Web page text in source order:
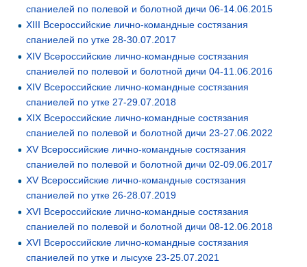
спаниелей по полевой и болотной дичи 06-14.06.2015
XIII Всероссийские лично-командные состязания
спаниелей по утке 28-30.07.2017
XIV Всероссийские лично-командные состязания
спаниелей по полевой и болотной дичи 04-11.06.2016
XIV Всероссийские лично-командные состязания
спаниелей по утке 27-29.07.2018
XIX Всероссийские лично-командные состязания
спаниелей по полевой и болотной дичи 23-27.06.2022
XV Всероссийские лично-командные состязания
спаниелей по полевой и болотной дичи 02-09.06.2017
XV Всероссийские лично-командные состязания
спаниелей по утке 26-28.07.2019
XVI Всероссийские лично-командные состязания
спаниелей по полевой и болотной дичи 08-12.06.2018
XVI Всероссийские лично-командные состязания
спаниелей по утке и лысухе 23-25.07.2021